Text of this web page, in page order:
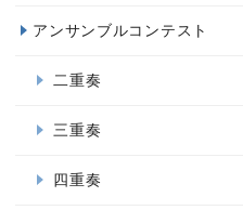
アンサンブルコンテスト
二重奏
三重奏
四重奏